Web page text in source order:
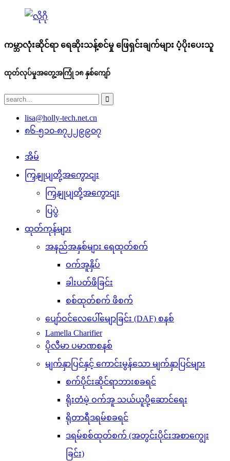
ကမ္ဘာလုံးဆိုင်ရာ ရေဆိုးသန့်စင်မှု ဖြေရှင်းချက်များ ပံ့ပိုးပေးသူ
ထုတ်လုပ်မှုအတွေ့အကြုံ ၁၈ နှစ်ကျော်
lisa@holly-tech.net.cn
၈၆-၅၁၀-၈၇၂၂၉၉၀၇
အိမ်
ကြှနျုပျတို့အကွောငျး
ကြှနျုပျတို့အကွောငျး
ပြပွဲ
ထုတ်ကုန်များ
အနည်အနှစ်များ ရေထုတ်စက်
ဝက်အူနှိပ်
ခါးပတ်ဖိခြင်း
စစ်ထုတ်စက် ဖိစက်
ပျော်ဝင်လေပေါ်မျောခြင်း (DAF) စနစ်
Lamella Charifier
ပိုလီမာ ပမာဏစနစ်
မျက်နှာပြင်နှင့် ကောင်းမွန်သော မျက်နှာပြင်များ
စက်ပိုင်းဆိုင်ရာဘားစခရင်
ရိုးတံမဲ့ ဝက်အူ သယ်ယူပို့ဆောင်ရေး
ရိုတာရီဒရမ်စခရင်
ဒရမ်စစ်ထုတ်စက် (အတွင်းပိုင်းအစာကျွေး
ခြင်း)